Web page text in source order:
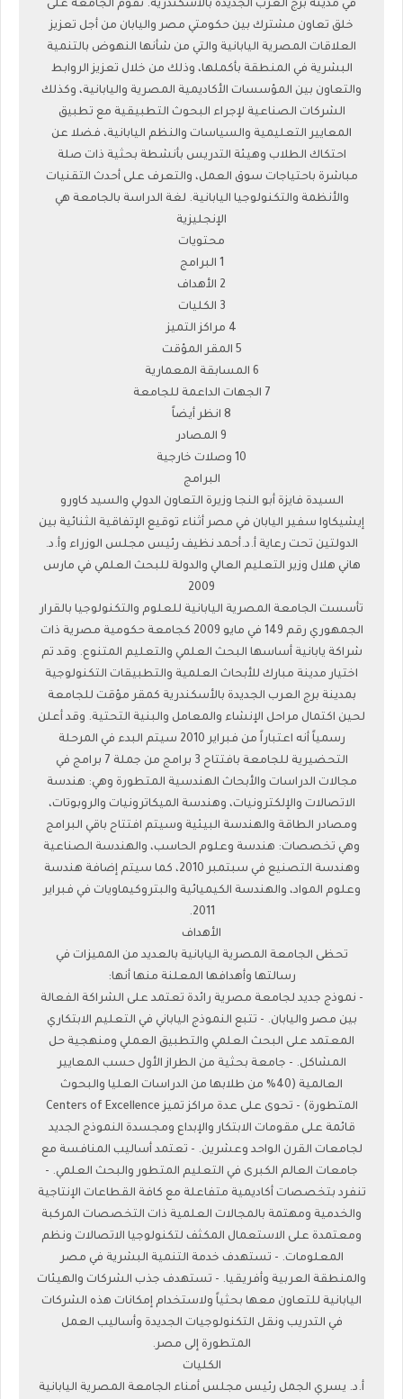
في مدينة برج العرب الجديدة بالأسكندرية. تقوم الجامعة على
خلق تعاون مشترك بين حكومتي مصر واليابان من أجل تعزيز
العلاقات المصرية اليابانية والتي من شأنها النهوض بالتنمية
البشرية في المنطقة بأكملها، وذلك من خلال تعزيز الروابط
والتعاون بين المؤسسات الأكاديمية المصرية واليابانية، وكذلك
الشركات الصناعية لإجراء البحوث التطبيقية مع تطبيق
المعايير التعليمية والسياسات والنظم اليابانية، فضلا عن
احتكاك الطلاب وهيئة التدريس بأنشطة بحثية ذات صلة
مباشرة باحتياجات سوق العمل، والتعرف على أحدث التقنيات
والأنظمة والتكنولوجيا اليابانية. لغة الدراسة بالجامعة هي
الإنجليزية
محتويات
1 البرامج
2 الأهداف
3 الكليات
4 مراكز التميز
5 المقر المؤقت
6 المسابقة المعمارية
7 الجهات الداعمة للجامعة
8 انظر أيضاً
9 المصادر
10 وصلات خارجية
البرامج
السيدة فايزة أبو النجا وزيرة التعاون الدولي والسيد كاورو
إيشيكاوا سفير اليابان في مصر أثناء توقيع الإتفاقية الثنائية بين
الدولتين تحت رعاية أ.د.أحمد نظيف رئيس مجلس الوزراء وأ.د.
هاني هلال وزير التعليم العالي والدولة للبحث العلمي في مارس
2009
تأسست الجامعة المصرية اليابانية للعلوم والتكنولوجيا بالقرار
الجمهوري رقم 149 في مايو 2009 كجامعة حكومية مصرية ذات
شراكة يابانية أساسها البحث العلمي والتعليم المتنوع. وقد تم
اختيار مدينة مبارك للأبحاث العلمية والتطبيقات التكنولوجية
بمدينة برج العرب الجديدة بالأسكندرية كمقر مؤقت للجامعة
لحين اكتمال مراحل الإنشاء والمعامل والبنية التحتية. وقد أعلن
رسمياً أنه اعتباراً من فبراير 2010 سيتم البدء في المرحلة
التحضيرية للجامعة بافتتاح 3 برامج من جملة 7 برامج في
مجالات الدراسات والأبحاث الهندسية المتطورة وهي: هندسة
الاتصالات والإلكترونيات، وهندسة الميكاترونيات والروبوتات،
ومصادر الطاقة والهندسة البيئية وسيتم افتتاح باقي البرامج
وهي تخصصات: هندسة وعلوم الحاسب، والهندسة الصناعية
وهندسة التصنيع في سبتمبر 2010، كما سيتم إضافة هندسة
وعلوم المواد، والهندسة الكيميائية والبتروكيماويات في فبراير
2011.
الأهداف
تحظى الجامعة المصرية اليابانية بالعديد من المميزات في
رسالتها وأهدافها المعلنة منها أنها:
- نموذج جديد لجامعة مصرية رائدة تعتمد على الشراكة الفعالة
بين مصر واليابان. - تتبع النموذج الياباني في التعليم الابتكاري
المعتمد على البحث العلمي والتطبيق العملي ومنهجية حل
المشاكل. - جامعة بحثية من الطراز الأول حسب المعايير
العالمية (40% من طلابها من الدراسات العليا والبحوث
المتطورة) - تحوى على عدة مراكز تميز Centers of Excellence
قائمة على مقومات الابتكار والإبداع ومجسدة النموذج الجديد
لجامعات القرن الواحد وعشرين. - تعتمد أساليب المنافسة مع
جامعات العالم الكبرى في التعليم المتطور والبحث العلمي. -
تنفرد بتخصصات أكاديمية متفاعلة مع كافة القطاعات الإنتاجية
والخدمية ومهتمة بالمجالات العلمية ذات التخصصات المركبة
ومعتمدة على الاستعمال المكثف لتكنولوجيا الاتصالات ونظم
المعلومات. - تستهدف خدمة التنمية البشرية في مصر
والمنطقة العربية وأفريقيا. - تستهدف جذب الشركات والهيئات
اليابانية للتعاون معها بحثياً ولاستخدام إمكانات هذه الشركات
في التدريب ونقل التكنولوجيات الجديدة وأساليب العمل
المتطورة إلى مصر.
الكليات
أ.د. يسري الجمل رئيس مجلس أمناء الجامعة المصرية اليابانية